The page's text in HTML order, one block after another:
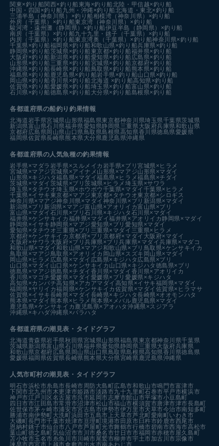
関東×釣り船関西×釣り船 東海×釣り船北陸・甲信越×釣り船
中国・四国×釣り船 九州・沖縄×釣り船北海道・東北×釣り船
三浦半島（神奈川県）×釣り船相模湾（神奈川県）×釣り船
外房（千葉県）×釣り船東京湾（神奈川県）×釣り船
駿河湾・遠州灘（静岡県）×釣り船伊豆半島（静岡県）×釣り船
南房（千葉県）×釣り船九十九里・銚子（千葉県）×釣り船
内房（千葉県）×釣り船東京湾奥（千葉県）×釣り船神奈川県×釣り船
千葉県×釣り船福岡県×釣り船和歌山県×釣り船兵庫県×釣り船
静岡県×釣り船茨城県×釣り船 東京都×釣り船福井県×釣り船
大阪府×釣り船 新潟県×釣り船愛知県×釣り船 広島県×釣り船
山形県×釣り船 三重県×釣り船宮城県×釣り船京都府×釣り船
沖縄県×釣り船長崎県×釣り船鳥取県×釣り船 熊本県×釣り船
福島県×釣り船 鹿児島県×釣り船岩手県×釣り船山口県×釣り船
岡山県×釣り船香川県×釣り船北海道 ×釣り船高知県×釣り船
佐賀県×釣り船愛媛県×釣り船埼玉県×釣り船富山県×釣り船
石川県×釣り船徳島県×釣り船 大分県×釣り船島根県×釣り船
各都道府県の船釣り釣果情報
北海道岩手県宮城県山形県福島県東京都神奈川県埼玉県千葉県茨城県
新潟県富山県石川県福井県愛知県静岡県三重県大阪府兵庫県和歌山県
京都府広島県岡山県山口県鳥取県島根県高知県香川県徳島県愛媛県
福岡県佐賀県長崎県熊本県大分県鹿児島県沖縄県
各都道府県の人気魚種の釣果情報
岩手県×マダラ 岩手県×スルメイカ 岩手県×ブリ宮城県×ヒラメ
宮城県×マアジ宮城県×アイナメ 山形県×マアジ山形県×マダイ
山形県×キジハタ福島県×マダイ福島県×ヒラメ福島県×チダイ
茨城県×マダイ 茨城県×ブリ茨城県×ヒラメ埼玉県×サワラ
埼玉県×タチウオ埼玉県×ホウボウ 千葉県×マダイ 千葉県×ヒラメ
千葉県×イサキ 東京都×マアジ 東京都×タチウオ東京都×シロギス
神奈川県×マアジ神奈川県×マダイ 神奈川県×ブリ 新潟県×マダイ
新潟県×ブリ 新潟県×マアジ富山県×アオリイカ富山県×ブリ
富山県×マダイ 石川県×ブリ石川県×キジハタ 石川県×マダイ
福井県×ケンサキイカ 福井県×マダイ福井県×アオリイカ静岡県×マダイ
静岡県×イサキ静岡県×マアジ愛知県×ブリ愛知県×マダイ
愛知県×タチウオ三重県×ブリ 三重県×マダイ 三重県×ヒラメ
京都府×ケンサキイカ 京都府×ブリ 京都府×マダイ 大阪府×マダイ
大阪府×サワラ 大阪府×ブリ兵庫県×ブリ兵庫県×マダイ兵庫県×マダコ
和歌山県×マダイ和歌山県×マアジ和歌山県×ブリ 鳥取県×ケンサキイカ
鳥取県×マアジ鳥取県×アオリイカ 岡山県×スズキ 岡山県×マダイ
岡山県×ヒラメ 広島県×マダイ 広島県×キジハタ 広島県×ブリ
山口県×マダイ 山口県×ケンサキイカ 山口県×キジハタ 徳島県×ブリ
徳島県×マアジ徳島県×チダイ 香川県×マダイ 香川県×アオリイカ
香川県×マゴチ愛媛県×マダイ 愛媛県×ブリ愛媛県×キジハタ
高知県×カンパチ高知県×アカアマダイ 高知県×イサキ福岡県×マダイ
福岡県×ヤリイカ福岡県×ケンサキイカ 佐賀県×マダイ 佐賀県×ヒラマサ
佐賀県×イサキ長崎県×マダイ 長崎県×キジハタ長崎県×オオモンハタ
熊本県×マダイ 熊本県×ヒラメ 熊本県×メバル鹿児島県×マダイ
鹿児島県×ケンサキイカ 鹿児島県×アオハタ沖縄県×スジアラ
沖縄県×キハダ沖縄県×バラハタ
各都道府県の潮見表 ・タイドグラフ
北海道青森県岩手県秋田県宮城県山形県福島県東京都神奈川県千葉県
茨城県新潟県富山県石川県福井県愛知県静岡県三重県大阪府兵庫県
和歌山県京都府広島県岡山県山口県鳥取県島根県高知県香川県徳島県
愛媛県福岡県佐賀県長崎県熊本県大分県宮崎県鹿児島県沖縄県
人気市町村の潮見表・タイドグラフ
明石市浜松市糸島市長崎市周防大島町広島市和歌山市鳴門市富津市
下関市北九州市木更津市姫路市淡路市九十九里町石巻市平戸市横浜市
神戸市江戸川区名古屋市呉市延岡市志摩市館山市平塚市小豆島町
四日市市江田島市常滑市沼津市松山市福山市横須賀市唐津市津市長島町
佐世保市茅ヶ崎市浦安市宮古島市伊勢市伊万里市天草市今治市南知多町
勝浦市南伊勢町大洗町浜田市五島市 上天草市芦北町愛南町いわき市
大磯町長門市千葉市焼津市亘理町境港市田原市臼杵市鈴鹿市西尾市
恩納村銚子市仙台市八戸市芦屋町光市舞鶴市行橋市碧南市西海市高松市
葉山町徳之島町気仙沼市市川市桑名市廿日市市福岡市赤穂市屋久島町
苫小牧市玉名市糸魚川市川崎市尾鷲市柳井市宇土市加古川市宗像市
諫早市西宮市 上越市倉敷市出水市南あわじ市